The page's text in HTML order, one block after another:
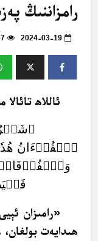
رامزاننىڭ
2024-03-19
157
ئاللاھ
﴿شَهۡرُ
ٱلۡقُرۡءَانُ
وَٱلۡفُرۡقَانِۚ
«رامىزان
ھىدايەت